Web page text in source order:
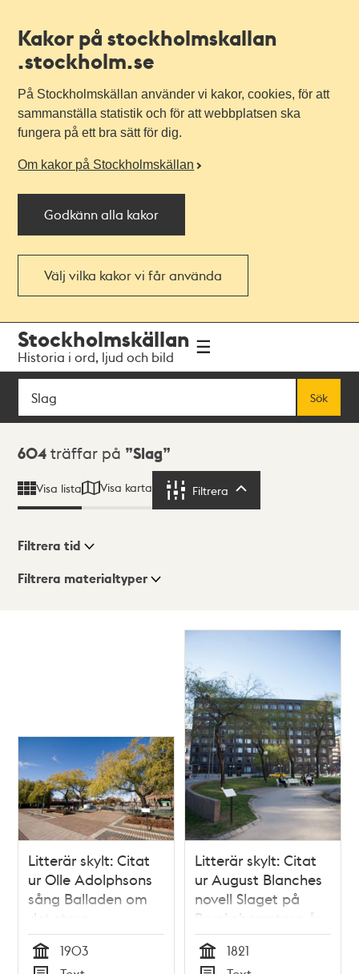
Kakor på stockholmskallan
.stockholm.se
På Stockholmskällan använder vi kakor, cookies, för att
sammanställa statistik och för att webbplatsen ska
fungera på ett bra sätt för dig.
Om kakor på Stockholmskällan
Godkänn alla kakor
Välj vilka kakor vi får använda
navigationen
huvudinnehållet
Stockholmskällan
Historia i ord, ljud och bild
Sök
Sök
Sökresultat
604 träffar på Slag
Visa lista Visa karta Filtrera
Visningsläge
Filtrera tid
Filtrera materialtyper
Litterär skylt: Citat
ur Olle Adolphsons
sång Balladen om
det stora
slagsmålet på
Tegelbacken
Tid
1903
Litterär skylt: Citat
ur August Blanches
novell Slaget på
Brunkebergstorg år
1821
Tid
1821